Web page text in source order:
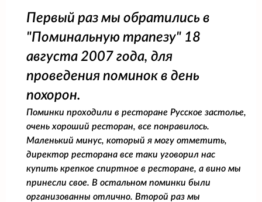
Первый раз мы обратились в
"Поминальную трапезу" 18
августа 2007 года, для
проведения поминок в день
похорон.
Поминки проходили в ресторане Русское застолье,
очень хороший ресторан, все понравилось.
Маленький минус, который я могу отметить,
директор ресторана все таки уговорил нас
купить крепкое спиртное в ресторане, а вино мы
принесли свое. В остальном поминки были
организованны отлично. Второй раз мы